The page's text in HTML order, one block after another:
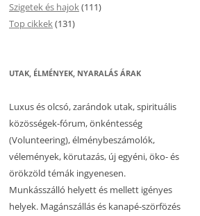
Szigetek és hajok(111)
Top cikkek(131)
UTAK, ÉLMÉNYEK, NYARALÁS ÁRAK
Luxus és olcsó, zarándok utak, spirituális
közösségek-fórum, önkéntesség
(Volunteering), élménybeszámolók,
vélemények, körutazás, új egyéni, öko- és
örökzöld témák ingyenesen.
Munkásszálló helyett és mellett igényes
helyek. Magánszállás és kanapé-szörfözés